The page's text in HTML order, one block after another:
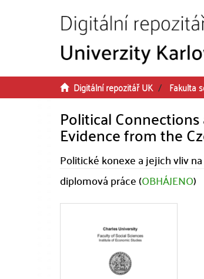
Digitální repozitář UK Fakulta
Political
Evidence from the
Politické konexe a jejich vliv
diplomová práce (OBHÁJENO)